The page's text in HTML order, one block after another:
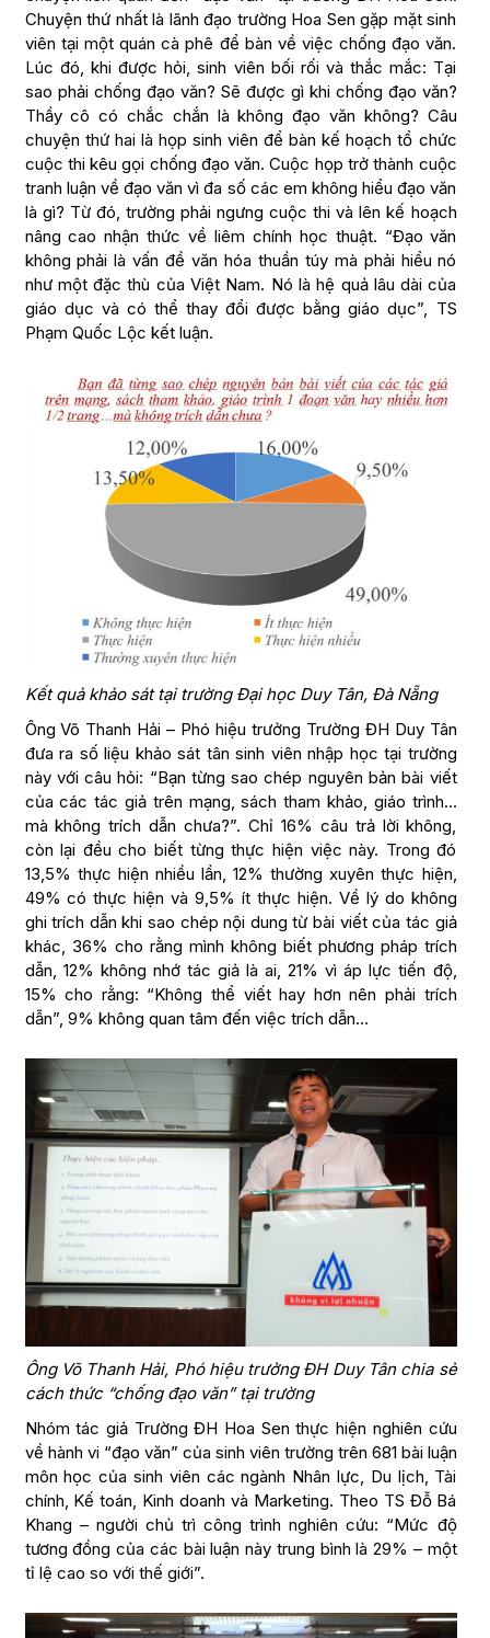
Chuyện thứ nhất là lãnh đạo trường Hoa Sen gặp mặt sinh
viên tại một quán cà phê để bàn về việc chống đạo văn.
Lúc đó, khi được hỏi, sinh viên bối rối và thắc mắc: Tại
sao phải chống đạo văn? Sẽ được gì khi chống đạo văn?
Thầy cô có chắc chắn là không đạo văn không? Câu
chuyện thứ hai là họp sinh viên để bàn kế hoạch tổ chức
cuộc thi kêu gọi chống đạo văn. Cuộc họp trở thành cuộc
tranh luận về đạo văn vì đa số các em không hiểu đạo văn
là gì? Từ đó, trường phải ngưng cuộc thi và lên kế hoạch
nâng cao nhận thức về liêm chính học thuật. “Đạo văn
không phải là vấn đề văn hóa thuần túy mà phải hiểu nó
như một đặc thù của Việt Nam. Nó là hệ quả lâu dài của
giáo dục và có thể thay đổi được bằng giáo dục”, TS
Phạm Quốc Lộc kết luận.
Kết quả khảo sát tại trường Đại học Duy Tân, Đà Nẵng
Ông Võ Thanh Hải – Phó hiệu trưởng Trường ĐH Duy Tân
đưa ra số liệu khảo sát tân sinh viên nhập học tại trường
này với câu hỏi: “Bạn từng sao chép nguyên bản bài viết
của các tác giả trên mạng, sách tham khảo, giáo trình…
mà không trích dẫn chưa?”. Chỉ 16% câu trả lời không,
còn lại đều cho biết từng thực hiện việc này. Trong đó
13,5% thực hiện nhiều lần, 12% thường xuyên thực hiện,
49% có thực hiện và 9,5% ít thực hiện. Về lý do không
ghi trích dẫn khi sao chép nội dung từ bài viết của tác giả
khác, 36% cho rằng mình không biết phương pháp trích
dẫn, 12% không nhớ tác giả là ai, 21% vì áp lực tiến độ,
15% cho rằng: “Không thể viết hay hơn nên phải trích
dẫn”, 9% không quan tâm đến việc trích dẫn…
Ông Võ Thanh Hải, Phó hiệu trưởng ĐH Duy Tân chia sẻ
cách thức “chống đạo văn” tại trường
Nhóm tác giả Trường ĐH Hoa Sen thực hiện nghiên cứu
về hành vi “đạo văn” của sinh viên trường trên 681 bài luận
môn học của sinh viên các ngành Nhân lực, Du lịch, Tài
chính, Kế toán, Kinh doanh và Marketing. Theo TS Đỗ Bá
Khang – người chủ trì công trình nghiên cứu: “Mức độ
tương đồng của các bài luận này trung bình là 29% – một
tỉ lệ cao so với thế giới”.